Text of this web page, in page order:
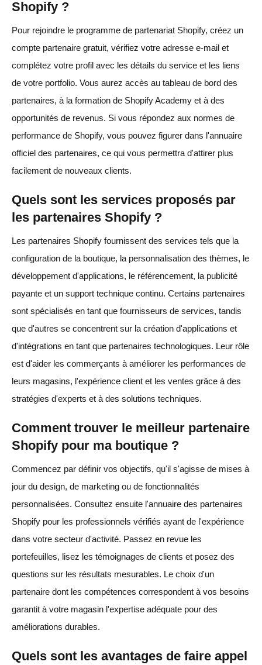
Shopify ?
Pour rejoindre le programme de partenariat Shopify, créez un
compte partenaire gratuit, vérifiez votre adresse e-mail et
complétez votre profil avec les détails du service et les liens
de votre portfolio. Vous aurez accès au tableau de bord des
partenaires, à la formation de Shopify Academy et à des
opportunités de revenus. Si vous répondez aux normes de
performance de Shopify, vous pouvez figurer dans l'annuaire
officiel des partenaires, ce qui vous permettra d'attirer plus
facilement de nouveaux clients.
Quels sont les services proposés par
les partenaires Shopify ?
Les partenaires Shopify fournissent des services tels que la
configuration de la boutique, la personnalisation des thèmes, le
développement d'applications, le référencement, la publicité
payante et un support technique continu. Certains partenaires
sont spécialisés en tant que fournisseurs de services, tandis
que d'autres se concentrent sur la création d'applications et
d'intégrations en tant que partenaires technologiques. Leur rôle
est d'aider les commerçants à améliorer les performances de
leurs magasins, l'expérience client et les ventes grâce à des
stratégies d'experts et à des solutions techniques.
Comment trouver le meilleur partenaire
Shopify pour ma boutique ?
Commencez par définir vos objectifs, qu'il s'agisse de mises à
jour du design, de marketing ou de fonctionnalités
personnalisées. Consultez ensuite l'annuaire des partenaires
Shopify pour les professionnels vérifiés ayant de l'expérience
dans votre secteur d'activité. Passez en revue les
portefeuilles, lisez les témoignages de clients et posez des
questions sur les résultats mesurables. Le choix d'un
partenaire dont les compétences correspondent à vos besoins
garantit à votre magasin l'expertise adéquate pour des
améliorations durables.
Quels sont les avantages de faire appel